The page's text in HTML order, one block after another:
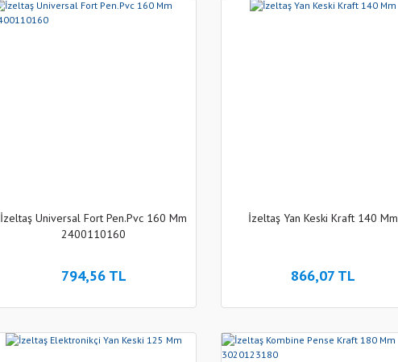
İzeltaş Universal Fort Pen.Pvc 160 Mm
2400110160
794,56 TL
İzeltaş Yan Keski Kraft 140 Mm
866,07 TL